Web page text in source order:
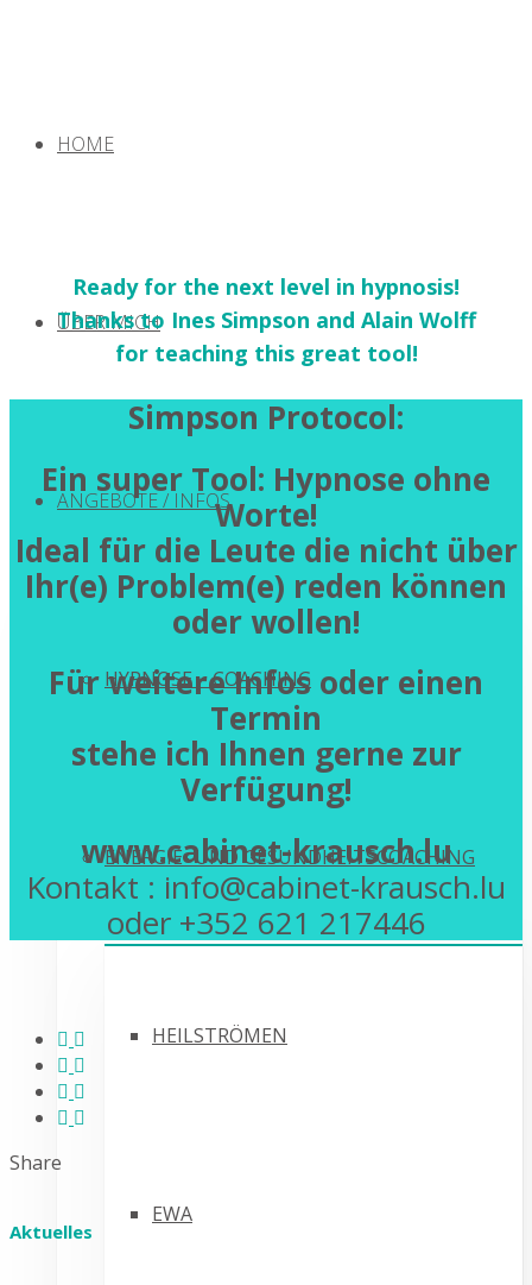
HOME
ÜBER MICH
ANGEBOTE / INFOS
HYPNOSE – COACHING
ENERGIE- UND GESUNDHEITSCOACHING
HEILSTRÖMEN
EWA
Ready for the next level in hypnosis!
Thanks to Ines Simpson and Alain Wolff
for teaching this great tool!
Simpson Protocol:
Ein super Tool: Hypnose ohne
Worte!
Ideal für die Leute die nicht über
Ihr(e) Problem(e) reden können
oder wollen!
Für weitere Infos oder einen
Termin
stehe ich Ihnen gerne zur
Verfügung!
www.cabinet-krausch.lu
Kontakt : info@cabinet-krausch.lu
oder +352 621 217446
Share
Aktuelles